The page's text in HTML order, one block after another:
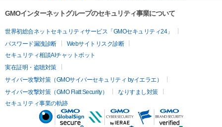
GMOインターネットグループのセキュリティ事業について
世界初総合ネットセキュリティサービス「GMOセキュリティ24」
パスワード漏洩診断
Webサイトリスク診断
セキュリティ相談AIチャットボット
実在証明・盗聴対策
サイバー攻撃対策（GMOサイバーセキュリティ byイエラエ）
サイバー攻撃対策（GMO Flatt Security）
なりすまし対策
セキュリティ事業の軌跡